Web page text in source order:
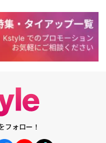
フォロー！